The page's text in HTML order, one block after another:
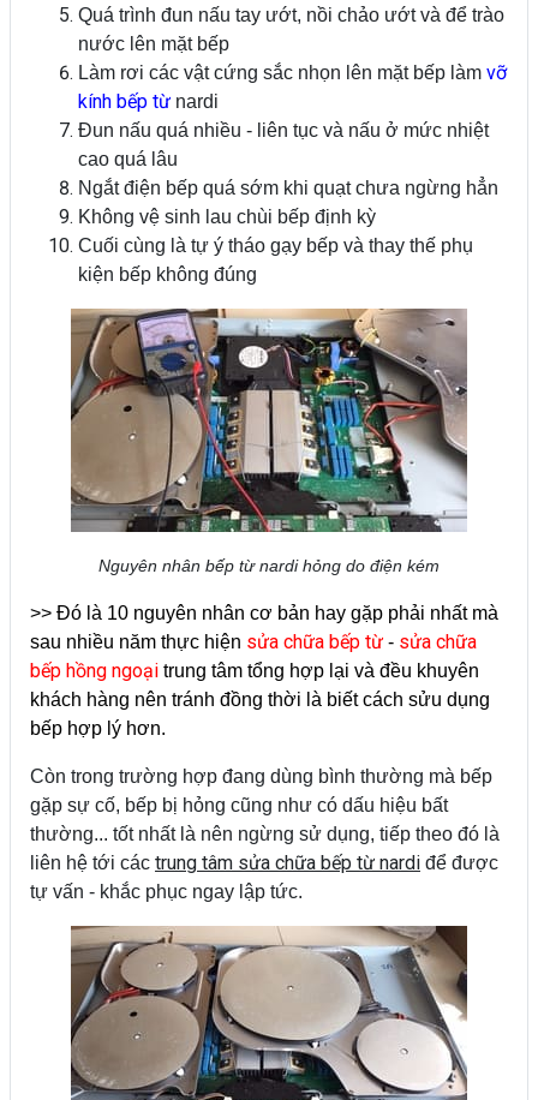
Quá trình đun nấu tay ướt, nồi chảo ướt và để trào
nước lên mặt bếp
Làm rơi các vật cứng sắc nhọn lên mặt bếp làm vỡ
kính bếp từ nardi
Đun nấu quá nhiều - liên tục và nấu ở mức nhiệt
cao quá lâu
Ngắt điện bếp quá sớm khi quạt chưa ngừng hẳn
Không vệ sinh lau chùi bếp định kỳ
Cuối cùng là tự ý tháo gạy bếp và thay thế phụ
kiện bếp không đúng
Nguyên nhân bếp từ nardi hỏng do điện kém
>> Đó là 10 nguyên nhân cơ bản hay gặp phải nhất mà
sau nhiều năm thực hiện sửa chữa bếp từ - sửa chữa
bếp hồng ngoại trung tâm tổng hợp lại và đều khuyên
khách hàng nên tránh đồng thời là biết cách sửu dụng
bếp hợp lý hơn.
Còn trong trường hợp đang dùng bình thường mà bếp
gặp sự cố, bếp bị hỏng cũng như có dấu hiệu bất
thường... tốt nhất là nên ngừng sử dụng, tiếp theo đó là
liên hệ tới các trung tâm sửa chữa bếp từ nardi để được
tự vấn - khắc phục ngay lập tức.